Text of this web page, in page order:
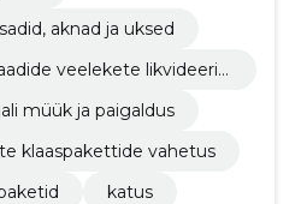
aknad ja uksed
veelekete likvideeri
müük ja paigaldus
klaaspakettide vahetus
katus